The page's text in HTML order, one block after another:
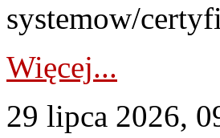
systemow/
Więcej...
29 lipca 2026,